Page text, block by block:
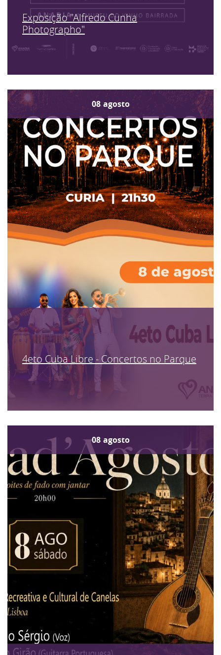
Exposição "Alfredo Cunha
Photographo"
08 agosto
4eto Cuba Libre - Concertos no Parque
08 agosto